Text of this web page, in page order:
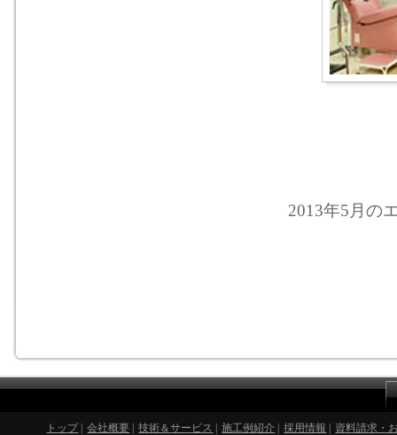
2013年5月の
トップ| 会社概要 | 技術＆サービス | 施工例紹介 | 採用情報 | 資料請求・